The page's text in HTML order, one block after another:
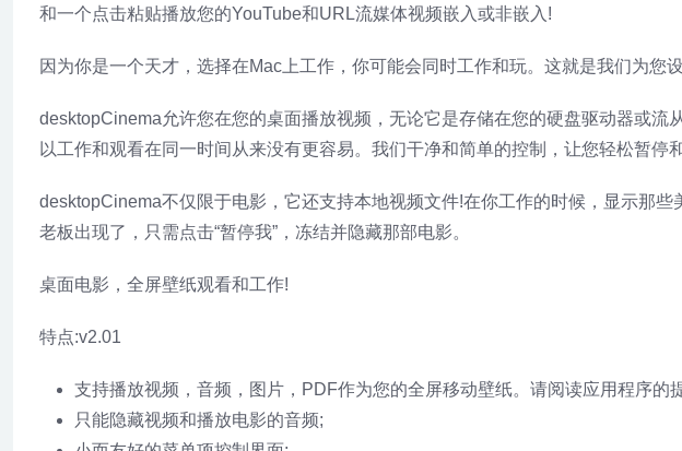
和一个点击粘贴播放您的YouTube和URL流媒体视频嵌入或非嵌入!
因为你是一个天才，选择在Mac上工作，你可能会同时工作和玩。这就是我们为您
desktopCinema允许您在您的桌面播放视频，无论它是存储在您的硬盘驱动器或流
以工作和观看在同一时间从来没有更容易。我们干净和简单的控制，让您轻松暂停
desktopCinema不仅限于电影，它还支持本地视频文件!在你工作的时候，显示那
老板出现了，只需点击“暂停我”，冻结并隐藏那部电影。
桌面电影，全屏壁纸观看和工作!
特点:v2.01
支持播放视频，音频，图片，PDF作为您的全屏移动壁纸。请阅读应用程序的
只能隐藏视频和播放电影的音频;